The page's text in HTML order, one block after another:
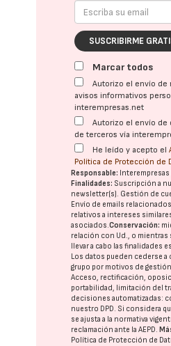
SUSCRIBIRME
Marcar todos
Autorizo el envío de
avisos informativos
interempresas.net
Autorizo el envío de
de terceros vía
He leído y acepto el
Política de Protección de
Responsable: Interempresas
Finalidades: Suscripción a
newsletter(s). Gestión de
Envío de emails
relativos a intereses
asociados.Conservación:
relación con Ud., o mientras
llevar a cabo las finalidades
Los datos pueden cederse a
grupo por motivos de
Acceso, rectificación,
portabilidad, limitación del
decisiones automatizadas:
nuestro DPD. Si considera
se ajusta a la normativa
reclamación ante laAEPD.
Política de Protección de